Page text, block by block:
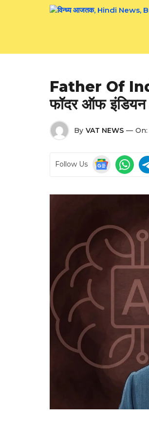
Father Of
फॉदर ऑफ
By VAT NEWS — On:
Follow Us